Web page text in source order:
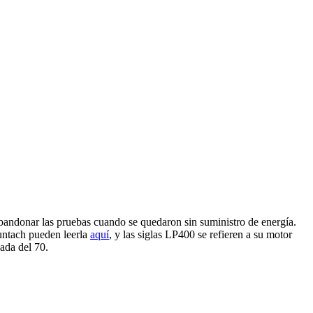
las pruebas cuando se quedaron sin suministro de energía.
pueden leerla aquí, y las siglas LP400 se refieren a su motor
del 70.